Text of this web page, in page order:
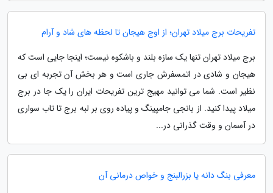
تفریحات برج میلاد تهران؛ از اوج هیجان تا لحظه های شاد و آرام
برج میلاد تهران تنها یک سازه بلند و باشکوه نیست؛ اینجا جایی است که
هیجان و شادی در اتمسفرش جاری است و هر بخش آن تجربه ای بی
نظیر است. شما می توانید مهیج ترین تفریحات ایران را یک جا در برج
میلاد پیدا کنید. از بانجی جامپینگ و پیاده روی بر لبه برج تا تاب سواری
در آسمان و وقت گذرانی در...
معرفی بنگ دانه یا بزرالبنج و خواص درمانی آن